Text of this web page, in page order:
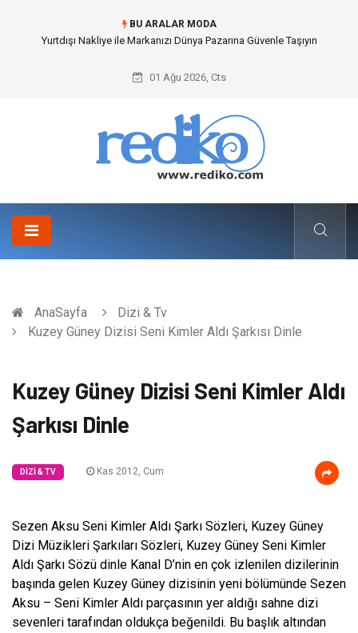
BU ARALAR MODA
İnternetsiz Bir Gün Nedir ve Neden Önemlidir?
01 Ağu 2026, Cts
AnaSayfa
Dizi & Tv
Kuzey Güney Dizisi Seni Kimler Aldı Şarkısı Dinle
Kuzey Güney Dizisi Seni Kimler Aldı
Şarkısı Dinle
DIZI & TV Kas 2012, Cum
Sezen Aksu Seni Kimler Aldı Şarkı Sözleri, Kuzey Güney
Dizi Müzikleri Şarkıları Sözleri, Kuzey Güney Seni Kimler
Aldı Şarkı Sözü dinle Kanal D’nin en çok izlenilen dizilerinin
başında gelen Kuzey Güney dizisinin yeni bölümünde Sezen
Aksu – Seni Kimler Aldı parçasının yer aldığı sahne dizi
sevenleri tarafından oldukça beğenildi. Bu başlık altından